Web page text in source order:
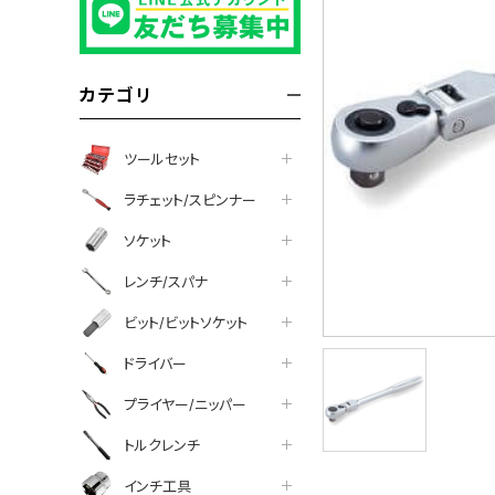
カテゴリ
ツールセット
ラチェット/スピンナー
ソケット
レンチ/スパナ
ビット/ビットソケット
ドライバー
プライヤー/ニッパー
トルクレンチ
インチ工具